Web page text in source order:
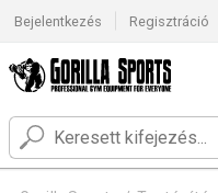
Bejelentkezés Regisztráció